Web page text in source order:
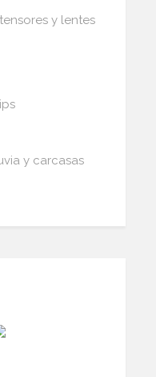
y lentes
y carcasas